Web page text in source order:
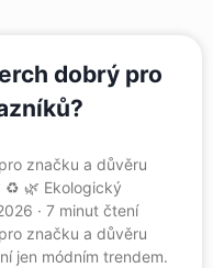
dobrý pro
značku a důvěru
♻️ 🌿 Ekologický
· 7 minut čtení
značku a důvěru
jen módním trendem.